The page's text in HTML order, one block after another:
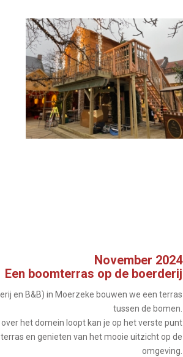
November 2024
Een boomterras op de boerderij
en B&B) in Moerzeke bouwen we een terras
tussen de bomen.
het domein loopt kan je op het verste punt
en genieten van het mooie uitzicht op de
omgeving.